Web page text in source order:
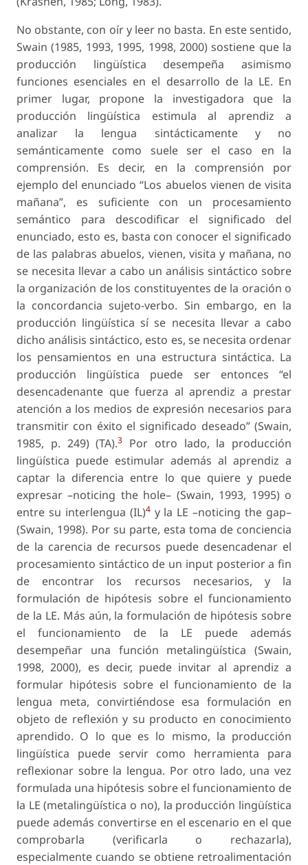
No obstante, con oír y leer no basta. En este sentido,
Swain (1985, 1993, 1995, 1998, 2000) sostiene que la
producción lingüística desempeña asimismo
funciones esenciales en el desarrollo de la LE. En
primer lugar, propone la investigadora que la
producción lingüística estimula al aprendiz a
analizar la lengua sintácticamente y no
semánticamente como suele ser el caso en la
comprensión. Es decir, en la comprensión por
ejemplo del enunciado “Los abuelos vienen de visita
mañana”, es suficiente con un procesamiento
semántico para descodificar el significado del
enunciado, esto es, basta con conocer el significado
de las palabras abuelos, vienen, visita y mañana, no
se necesita llevar a cabo un análisis sintáctico sobre
la organización de los constituyentes de la oración o
la concordancia sujeto-verbo. Sin embargo, en la
producción lingüística sí se necesita llevar a cabo
dicho análisis sintáctico, esto es, se necesita ordenar
los pensamientos en una estructura sintáctica. La
producción lingüística puede ser entonces “el
desencadenante que fuerza al aprendiz a prestar
atención a los medios de expresión necesarios para
transmitir con éxito el significado deseado” (Swain,
1985, p. 249) (TA).3
Por otro lado, la producción
lingüística puede estimular además al aprendiz a
captar la diferencia entre lo que quiere y puede
expresar –noticing the hole– (Swain, 1993, 1995) o
entre su interlengua (IL)4y la LE –noticing the gap–
(Swain, 1998). Por su parte, esta toma de conciencia
de la carencia de recursos puede desencadenar el
procesamiento sintáctico de un input posterior a fin
de encontrar los recursos necesarios, y la
formulación de hipótesis sobre el funcionamiento
de la LE. Más aún, la formulación de hipótesis sobre
el funcionamiento de la LE puede además
desempeñar una función metalingüística (Swain,
1998, 2000), es decir, puede invitar al aprendiz a
formular hipótesis sobre el funcionamiento de la
lengua meta, convirtiéndose esa formulación en
objeto de reflexión y su producto en conocimiento
aprendido. O lo que es lo mismo, la producción
lingüística puede servir como herramienta para
reflexionar sobre la lengua. Por otro lado, una vez
formulada una hipótesis sobre el funcionamiento de
la LE (metalingüística o no), la producción lingüística
puede además convertirse en el escenario en el que
comprobarla (verificarla o rechazarla),
especialmente cuando se obtiene retroalimentación